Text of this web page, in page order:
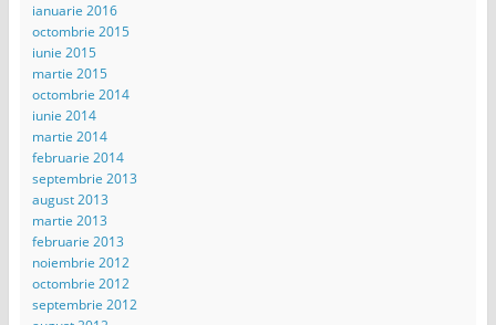
ianuarie 2016
octombrie 2015
iunie 2015
martie 2015
octombrie 2014
iunie 2014
martie 2014
februarie 2014
septembrie 2013
august 2013
martie 2013
februarie 2013
noiembrie 2012
octombrie 2012
septembrie 2012